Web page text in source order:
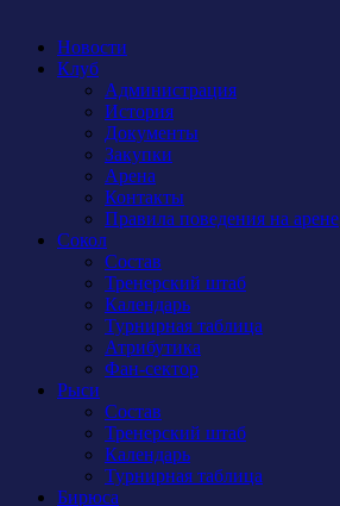
Новости
Клуб
Администрация
История
Документы
Закупки
Арена
Контакты
Правила поведения на арене
Сокол
Состав
Тренерский штаб
Календарь
Турнирная таблица
Атрибутика
Фан-сектор
Рыси
Состав
Тренерский штаб
Календарь
Турнирная таблица
Бирюса